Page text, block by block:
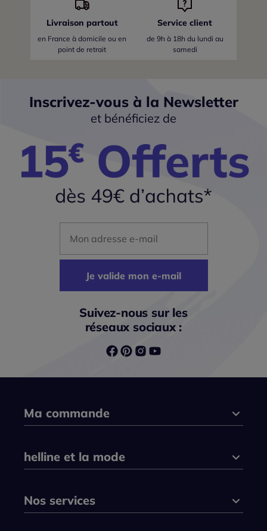
Livraison partout
en France à domicile ou en
point de retrait
Service client
de 9h à 18h du lundi au
samedi
Inscrivez-vous à la Newsletter
et bénéficiez de
Je valide mon e-mail
Suivez-nous sur les
réseaux sociaux :
Ma commande
helline et la mode
Nos services